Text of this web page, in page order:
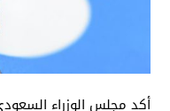
أكد مجلس الوزراء